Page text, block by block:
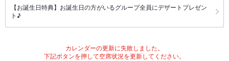
【お誕生日特典】お誕生日の方がいるグループ全員にデザートプレゼン
ト♪
カレンダーの更新に失敗しました。
下記ボタンを押して空席状況を更新してください。